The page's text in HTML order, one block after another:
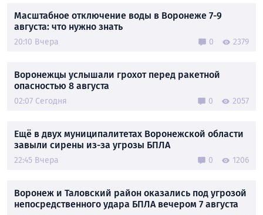
Масштабное отключение воды в Воронеже 7-9
августа: что нужно знать
20:10 Вчера 0 2379
Воронежцы услышали грохот перед ракетной
опасностью 8 августа
02:07 Сегодня 0 2057
Ещё в двух муниципалитетах Воронежской области
завыли сирены из-за угрозы БПЛА
22:45 Вчера 0 1206
Воронеж и Таловский район оказались под угрозой
непосредственного удара БПЛА вечером 7 августа